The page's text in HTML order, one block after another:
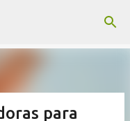
principal
para